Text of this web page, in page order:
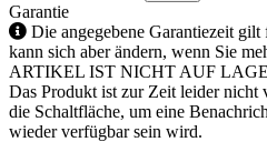
Garantie
Die angegebene Garantiezeit
kann sich aber ändern, wenn Sie
ARTIKEL IST NICHT AUF
Das Produkt ist zur Zeit leider nicht
die Schaltfläche, um eine
wieder verfügbar sein wird.